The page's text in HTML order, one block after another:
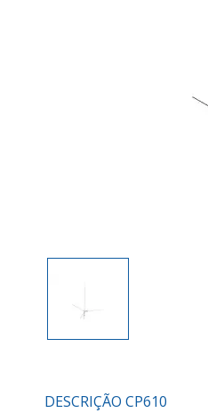
DESCRIÇÃO CP610